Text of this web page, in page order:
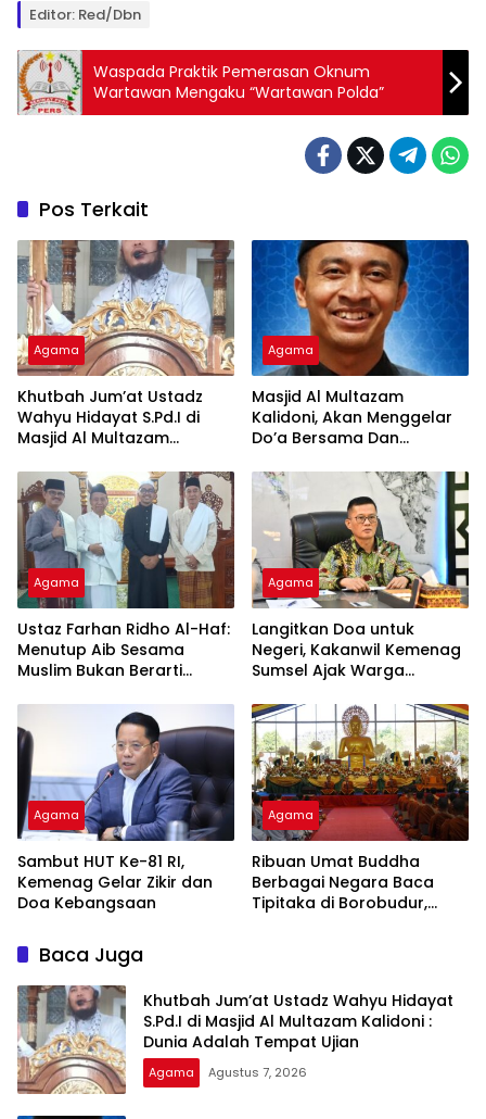
Editor: Red/Dbn
Waspada Praktik Pemerasan Oknum
Wartawan Mengaku “Wartawan Polda”
Pos Terkait
Agama
Khutbah Jum’at Ustadz
Wahyu Hidayat S.Pd.I di
Masjid Al Multazam
Tempat Ujian
Agama
Masjid Al Multazam
Kalidoni, Akan Menggelar
Do’a Bersama Dan
RI Ke-81 Dengan
Pembicara Ustadz Qoim
Nur’aini M.Pd
Agama
Ustaz Farhan Ridho Al-Haf:
Menutup Aib Sesama
Muslim Bukan Berarti
Agama
Langitkan Doa untuk
Negeri, Kakanwil Kemenag
Sumsel Ajak Warga
Kebangsaan di Monas
Agama
Sambut HUT Ke-81 RI,
Kemenag Gelar Zikir dan
Doa Kebangsaan
Agama
Ribuan Umat Buddha
Berbagai Negara Baca
Tipitaka di Borobudur,
Baca Juga
Khutbah Jum’at Ustadz Wahyu Hidayat
S.Pd.I di Masjid Al Multazam Kalidoni :
Dunia Adalah Tempat Ujian
Agama Agustus 7, 2026